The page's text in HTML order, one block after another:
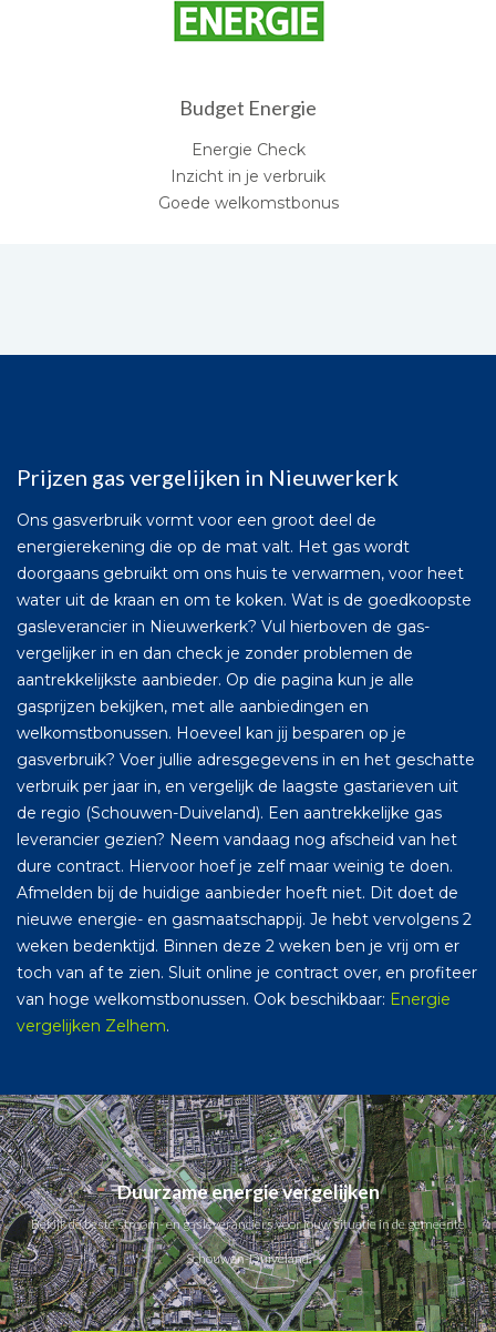
Budget Energie
Energie Check
Inzicht in je verbruik
Goede welkomstbonus
Prijzen gas vergelijken in Nieuwerkerk
Ons gasverbruik vormt voor een groot deel de
energierekening die op de mat valt. Het gas wordt
doorgaans gebruikt om ons huis te verwarmen, voor heet
water uit de kraan en om te koken. Wat is de goedkoopste
gasleverancier in Nieuwerkerk? Vul hierboven de gas-
vergelijker in en dan check je zonder problemen de
aantrekkelijkste aanbieder. Op die pagina kun je alle
gasprijzen bekijken, met alle aanbiedingen en
welkomstbonussen. Hoeveel kan jij besparen op je
gasverbruik? Voer jullie adresgegevens in en het geschatte
verbruik per jaar in, en vergelijk de laagste gastarieven uit
de regio (Schouwen-Duiveland). Een aantrekkelijke gas
leverancier gezien? Neem vandaag nog afscheid van het
dure contract. Hiervoor hoef je zelf maar weinig te doen.
Afmelden bij de huidige aanbieder hoeft niet. Dit doet de
nieuwe energie- en gasmaatschappij. Je hebt vervolgens 2
weken bedenktijd. Binnen deze 2 weken ben je vrij om er
toch van af te zien. Sluit online je contract over, en profiteer
van hoge welkomstbonussen. Ook beschikbaar: Energie
vergelijken Zelhem.
Duurzame energie vergelijken
Bekijk de beste stroom- en gasleveranciers voor jouw situatie in de gemeente
Schouwen-Duiveland.